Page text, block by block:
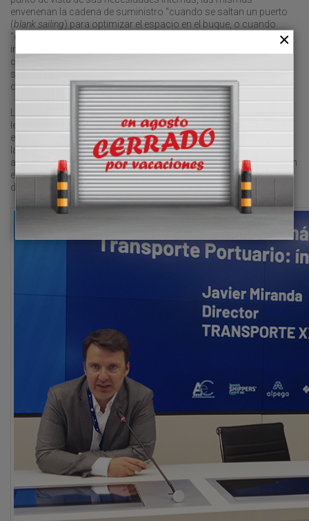
envenenan la cadena de suministro “cuando se saltan un puerto
(blank sailing) para optimizar el espacio en el buque, o cuando
“eligen” a sus clientes (
ingresos, o reducen la velocidad (
costes de combustible. Los platos rotos, la poca fiabilidad del
servicio la acaba pagando el eslabón débil de la cadena: el
cargador”.
Los ETS son un argumento más para “justificar la navegación
lenta para ahorrar consumo, o la gestión de hubs para cancelar
escalas”. La posibilidad de que las navieras acaben cobrando por
la puntualidad, como han empezado a barajar algunos
armadores, introduciría “un cambio de paradigma fundamental en
el que el usuario pagaría por no ver degradado su servicio, en vez
de por la mejora del mismo”, añadió.